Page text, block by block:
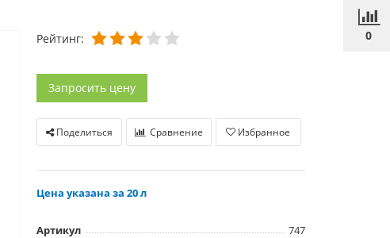
0
Рейтинг:
Запросить цену
Поделиться Сравнение Избранное
Цена указана за 20 л
Артикул 747